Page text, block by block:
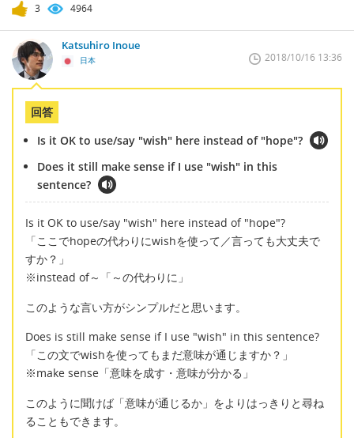
3 4964
Katsuhiro Inoue
日本 2018/10/16 13:36
回答
Is it OK to use/say "wish" here instead of "hope"?
Does it still make sense if I use "wish" in this
sentence?
Is it OK to use/say "wish" here instead of "hope"?
「ここでhopeの代わりにwishを使って／言っても大丈夫で
すか？」
※instead of～「～の代わりに」
このような言い方がシンプルだと思います。
Does is still make sense if I use "wish" in this sentence?
「この文でwishを使ってもまだ意味が通じますか？」
※make sense「意味を成す・意味が分かる」
このように聞けば「意味が通じるか」をよりはっきりと尋ね
ることもできます。